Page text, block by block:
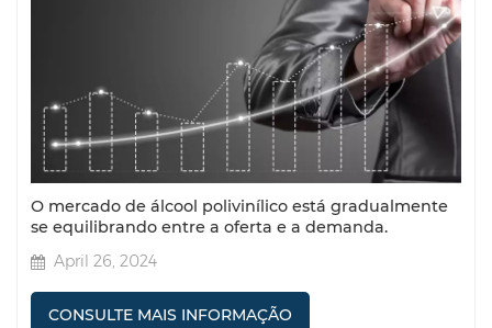
O mercado de álcool polivinílico está gradualmente
se equilibrando entre a oferta e a demanda.
April 26, 2024
CONSULTE MAIS INFORMAÇÃO